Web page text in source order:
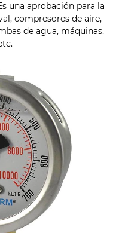
una aprobación para la
compresores de aire,
de agua, máquinas,